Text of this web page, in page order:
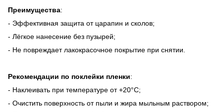
Преимущества:
- Эффективная защита от царапин и сколов;
- Лёгкое нанесение без пузырей;
- Не повреждает лакокрасочное покрытие при снятии.
Рекомендации по поклейки пленки:
- Наклеивать при температуре от +20°C;
- Очистить поверхность от пыли и жира мыльным раствором;